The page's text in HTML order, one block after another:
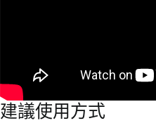
建議使用方式